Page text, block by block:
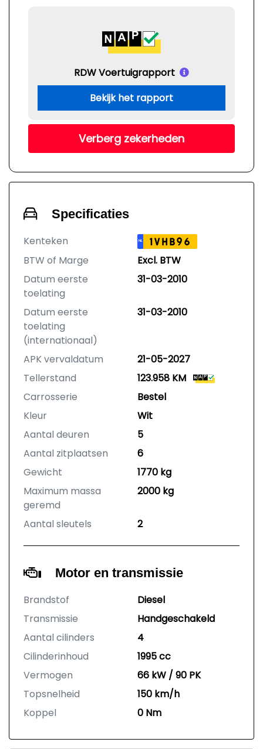
RDW Voertuigrapport
Bekijk het rapport
Verberg zekerheden
Specificaties
Kenteken NL 1VHB96
BTW of Marge
Excl. BTW
Datum eerste
toelating
31-03-2010
Datum eerste
toelating
(internationaal)
31-03-2010
APK vervaldatum
21-05-2027
Tellerstand
123.958 KM
Carrosserie
Bestel
Kleur
Wit
Aantal deuren
5
Aantal zitplaatsen
6
Gewicht
1770 kg
Maximum massa
geremd
2000 kg
Aantal sleutels 2
Motor en transmissie
Brandstof
Diesel
Transmissie
Handgeschakeld
Aantal cilinders
4
Cilinderinhoud
1995 cc
Vermogen
66 kW / 90 PK
Topsnelheid
150 km/h
Koppel
0 Nm